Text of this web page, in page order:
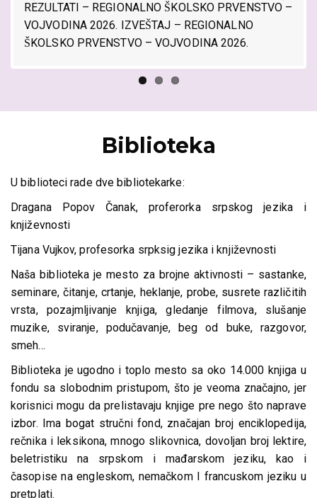
REZULTATI – REGIONALNO ŠKOLSKO PRVENSTVO –
VOJVODINA 2026. IZVEŠTAJ – REGIONALNO
ŠKOLSKO PRVENSTVO – VOJVODINA 2026.
Previ
ous
Next
Biblioteka
U biblioteci rade dve bibliotekarke:
Dragana Popov Čanak, proferorka srpskog jezika i
književnosti
Tijana Vujkov, profesorka srpksig jezika i književnosti
Naša biblioteka je mesto za brojne aktivnosti – sastanke,
seminare, čitanje, crtanje, heklanje, probe, susrete različitih
vrsta, pozajmljivanje knjiga, gledanje filmova, slušanje
muzike, sviranje, podučavanje, beg od buke, razgovor,
smeh…
Biblioteka je ugodno i toplo mesto sa oko 14.000 knjiga u
fondu sa slobodnim pristupom, što je veoma značajno, jer
korisnici mogu da prelistavaju knjige pre nego što naprave
izbor. Ima bogat stručni fond, značajan broj enciklopedija,
rečnika i leksikona, mnogo slikovnica, dovoljan broj lektire,
beletristiku na srpskom i mađarskom jeziku, kao i
časopise na engleskom, nemačkom I francuskom jeziku u
pretplati.